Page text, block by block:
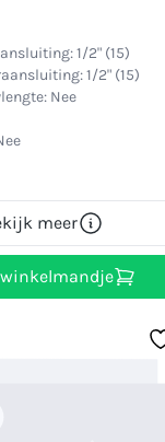
1/2" (15)
1/2" (15)
Nee
meer